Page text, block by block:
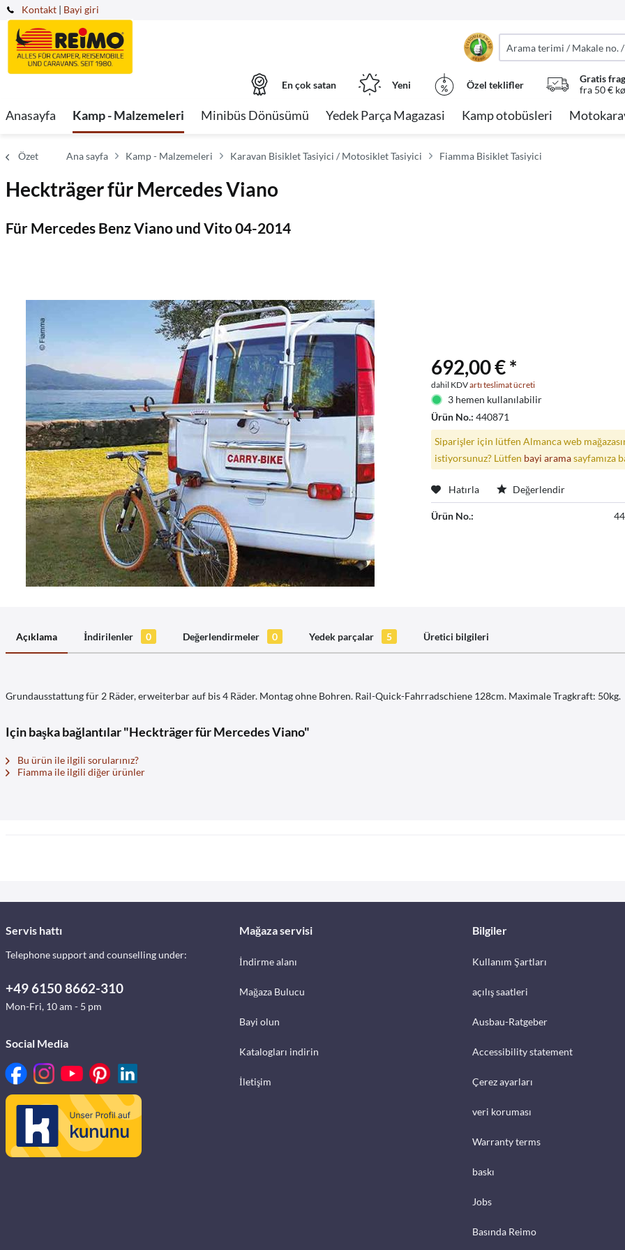
Kontakt | Bayi giri
En çok satan Yeni Özel teklifler
Gratis
fra 50 €
Anasayfa Kamp - Malzemeleri Minibüs Dönüsümü Yedek Parça Magazasi Kamp otobüsleri
Özet Ana sayfa Kamp - Malzemeleri Karavan Bisiklet Tasiyici / Motosiklet Tasiyici Fiamma Bisiklet Tasiyici
Heckträger für Mercedes Viano
Für Mercedes Benz Viano und Vito 04-2014
692,00 € *
dahil KDVartı teslimat ücreti
3 hemen kullanılabilir
Ürün No.:440871
Siparişler için lütfen Almanca web
istiyorsunuz? Lütfen bayi aramasayfamıza
Hatırla Değerlendir
Ürün No.:
Açıklama İndirilenler 0 Değerlendirmeler 0 Yedek parçalar 5 Üretici bilgileri
Grundausstattung für 2 Räder, erweiterbar auf bis 4 Räder. Montag ohne Bohren. Rail-Quick-Fahrradschiene 128cm. Maximale Tragkraft: 50kg.
Için başka bağlantılar "Heckträger für Mercedes Viano"
Bu ürün ile ilgili sorularınız?
Fiamma ile ilgili diğer ürünler
Servis hattı
Telephone support and counselling under:
+49 6150 8662-310
Mon-Fri, 10 am - 5 pm
Social Media
Mağaza servisi
İndirme alanı
Mağaza Bulucu
Bayi olun
Katalogları indirin
İletişim
Bilgiler
Kullanım Şartları
açılış saatleri
Ausbau-Ratgeber
Accessibility statement
Çerez ayarları
veri koruması
Warranty terms
baskı
Jobs
Basında Reimo